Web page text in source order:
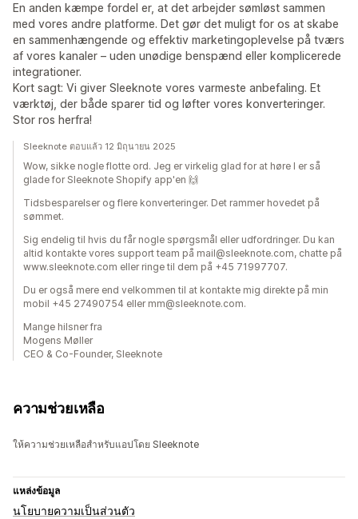
En anden kæmpe fordel er, at det arbejder sømløst sammen
med vores andre platforme. Det gør det muligt for os at skabe
en sammenhængende og effektiv marketingoplevelse på tværs
af vores kanaler – uden unødige benspænd eller komplicerede
integrationer.
Kort sagt: Vi giver Sleeknote vores varmeste anbefaling. Et
værktøj, der både sparer tid og løfter vores konverteringer.
Stor ros herfra!
Sleeknote ตอบแล้ว 12 มิถุนายน 2025
Wow, sikke nogle flotte ord. Jeg er virkelig glad for at høre I er så
glade for Sleeknote Shopify app'en 🙌
Tidsbesparelser og flere konverteringer. Det rammer hovedet på
sømmet.
Sig endelig til hvis du får nogle spørgsmål eller udfordringer. Du kan
altid kontakte vores support team på mail@sleeknote.com, chatte på
www.sleeknote.com eller ringe til dem på +45 71997707.
Du er også mere end velkommen til at kontakte mig direkte på min
mobil +45 27490754 eller mm@sleeknote.com.
Mange hilsner fra
Mogens Møller
CEO & Co-Founder, Sleeknote
ความช่วยเหลือ
ให้ความช่วยเหลือสำหรับแอปโดย Sleeknote
แหล่งข้อมูล
นโยบายความเป็นส่วนตัว